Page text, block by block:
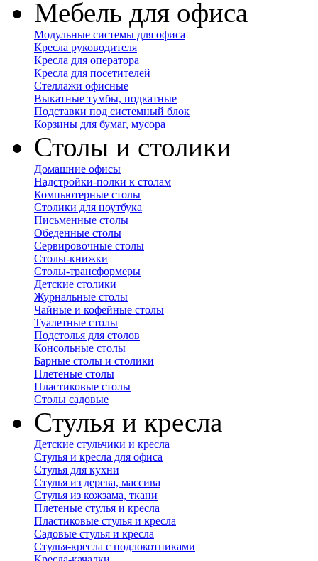
Мебель для офиса
Модульные системы для офиса
Кресла руководителя
Кресла для оператора
Кресла для посетителей
Стеллажи офисные
Выкатные тумбы, подкатные
Подставки под системный блок
Корзины для бумаг, мусора
Столы и столики
Домашние офисы
Надстройки-полки к столам
Компьютерные столы
Столики для ноутбука
Письменные столы
Обеденные столы
Сервировочные столы
Столы-книжки
Столы-трансформеры
Детские столики
Журнальные столы
Чайные и кофейные столы
Туалетные столы
Подстолья для столов
Консольные столы
Барные столы и столики
Плетеные столы
Пластиковые столы
Столы садовые
Стулья и кресла
Детские стульчики и кресла
Стулья и кресла для офиса
Стулья для кухни
Стулья из дерева, массива
Стулья из кожзама, ткани
Плетеные стулья и кресла
Пластиковые стулья и кресла
Садовые стулья и кресла
Стулья-кресла с подлокотниками